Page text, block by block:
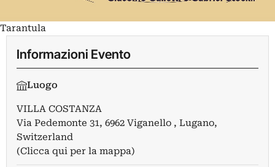
Tarantula
Informazioni Evento
Luogo
VILLA COSTANZA
Via Pedemonte 31, 6962 Viganello , Lugano,
Switzerland
(Clicca qui per la mappa)